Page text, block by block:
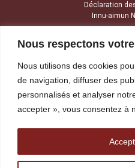
Nous respectons
Nous utilisons des cookies
de navigation, diffuser des
personnalisés et analyser
accepter », vous consentez à
Déclaration
Innu-aimun
NOUS
1034,
Tél :418
Télécopieur :